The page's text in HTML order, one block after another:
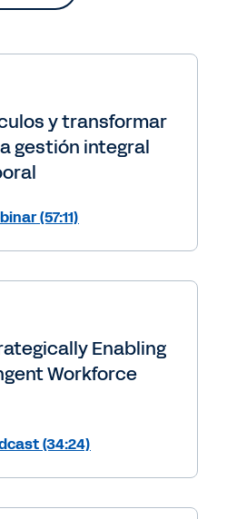
y transformar
gestión integral
(57:11)
Enabling
Workforce
(34:24)